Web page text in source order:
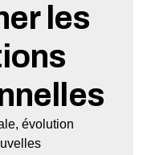
les
évolution